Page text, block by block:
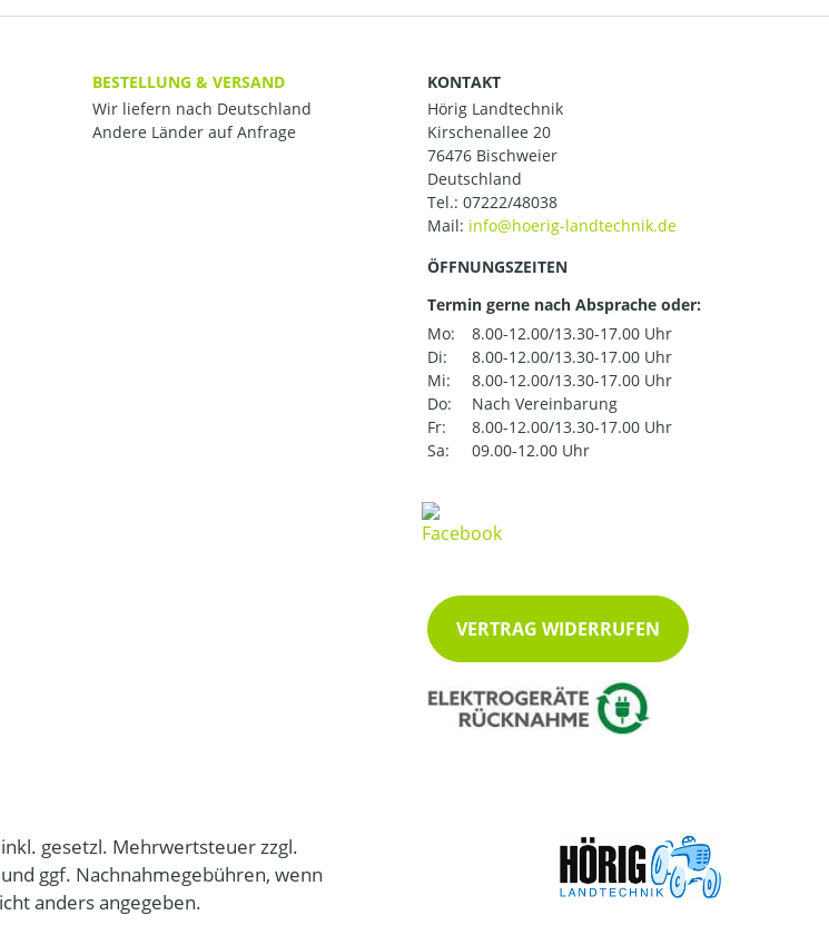
BESTELLUNG & VERSAND
Wir liefern nach Deutschland
Andere Länder auf Anfrage
KONTAKT
Hörig Landtechnik
Kirschenallee 20
76476 Bischweier
Deutschland
Tel.: 07222/48038
Mail:
ÖFFNUNGSZEITEN
Termin gerne nach Absprache oder:
Mo:
8.00-12.00/13.30-17.00 Uhr
Di:
8.00-12.00/13.30-17.00 Uhr
Mi:
8.00-12.00/13.30-17.00 Uhr
Do:
Nach Vereinbarung
Fr:
8.00-12.00/13.30-17.00 Uhr
Sa:
09.00-12.00 Uhr
VERTRAG WIDERRUFEN
gesetzl. Mehrwertsteuer zzgl.
und ggf. Nachnahmegebühren, wenn
anders angegeben.